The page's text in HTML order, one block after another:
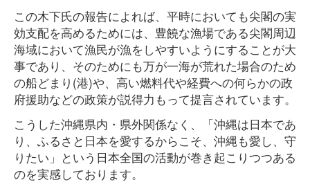
この木下氏の報告によれば、平時においても尖閣の実
効支配を高めるためには、豊饒な漁場である尖閣周辺
海域において漁民が漁をしやすいようにすることが大
事であり、そのためにも万が一海が荒れた場合のため
の船どまり(港)や、高い燃料代や経費への何らかの政
府援助などの政策が説得力もって提言されています。
こうした沖縄県内・県外関係なく、「沖縄は日本であ
り、ふるさと日本を愛するからこそ、沖縄も愛し、守
りたい」という日本全国の活動が巻き起こりつつある
のを実感しております。